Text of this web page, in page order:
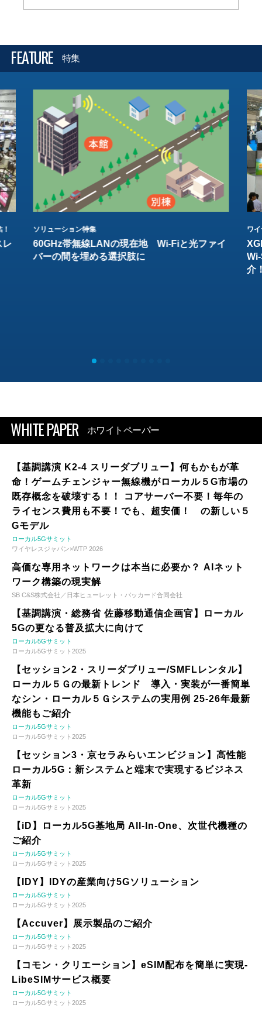
FEATURE 特集
レ
ソリューション特集
60GHz帯無線LANの現在地 Wi-Fiと光ファイ
バーの間を埋める選択肢に
ワ
介
WHITE PAPER ホワイトペーパー
【基調講演 K2-4 スリーダブリュー】何もかもが革
命！ゲームチェンジャー無線機がローカル５G市場の
既存概念を破壊する！！ コアサーバー不要！毎年の
ライセンス費用も不要！でも、超安価！ の新しい５
Gモデル
ローカル5Gサミット
ワイヤレスジャパン×WTP 2026
高価な専用ネットワークは本当に必要か？ AIネット
ワーク構築の現実解
SB C&S株式会社／日本ヒューレット・パッカード合同会社
【基調講演・総務省 佐藤移動通信企画官】ローカル
5Gの更なる普及拡大に向けて
ローカル5Gサミット
ローカル5Gサミット2025
【セッション2・スリーダブリュー/SMFLレンタル】
ローカル５Ｇの最新トレンド 導入・実装が一番簡単
なシン・ローカル５Ｇシステムの実用例 25-26年最新
機能もご紹介
ローカル5Gサミット
ローカル5Gサミット2025
【セッション3・京セラみらいエンビジョン】高性能
ローカル5G：新システムと端末で実現するビジネス
革新
ローカル5Gサミット
ローカル5Gサミット2025
【iD】ローカル5G基地局 All-In-One、次世代機種の
ご紹介
ローカル5Gサミット
ローカル5Gサミット2025
【IDY】IDYの産業向け5Gソリューション
ローカル5Gサミット
ローカル5Gサミット2025
【Accuver】展示製品のご紹介
ローカル5Gサミット
ローカル5Gサミット2025
【コモン・クリエーション】eSIM配布を簡単に実現-
LibeSIMサービス概要
ローカル5Gサミット
ローカル5Gサミット2025